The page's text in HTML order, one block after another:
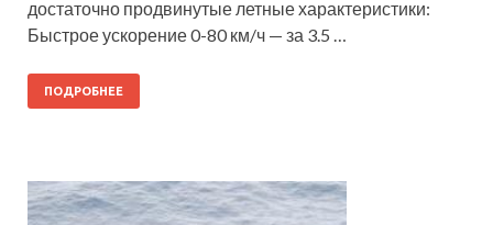
достаточно продвинутые летные характеристики:
Быстрое ускорение 0-80 км/ч — за 3.5 …
ПОДРОБНЕЕ